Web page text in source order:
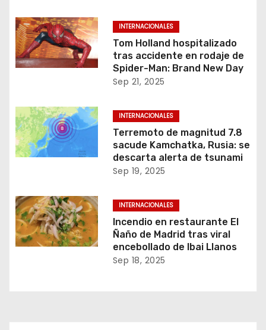
INTERNACIONALES
Tom Holland hospitalizado
tras accidente en rodaje de
Spider-Man: Brand New Day
Sep 21, 2025
INTERNACIONALES
Terremoto de magnitud 7.8
sacude Kamchatka, Rusia: se
descarta alerta de tsunami
Sep 19, 2025
INTERNACIONALES
Incendio en restaurante El
Ñaño de Madrid tras viral
encebollado de Ibai Llanos
Sep 18, 2025